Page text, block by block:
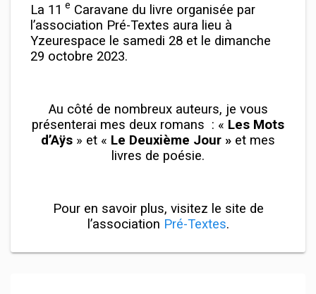
La 11 e Caravane du livre organisée par
l’association Pré-Textes aura lieu à
Yzeurespace le samedi 28 et le dimanche
29 octobre 2023.
Au côté de nombreux auteurs, je vous
présenterai mes deux romans : « Les Mots
d’Aÿs » et « Le Deuxième Jour » et mes
livres de poésie.
Pour en savoir plus, visitez le site de
l’association Pré-Textes.